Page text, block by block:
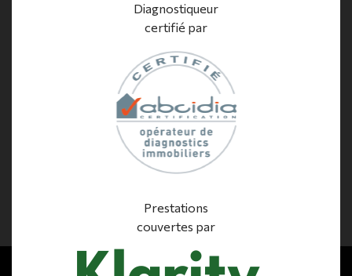
Diagnostiqueur
certifié par
Prestations
couvertes par